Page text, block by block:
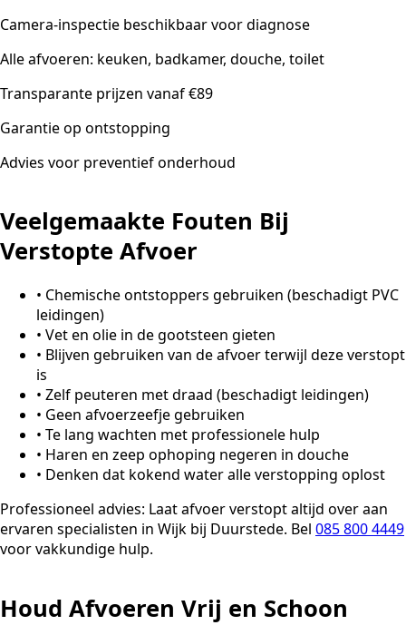
Camera-inspectie beschikbaar voor diagnose
Alle afvoeren: keuken, badkamer, douche, toilet
Transparante prijzen vanaf €89
Garantie op ontstopping
Advies voor preventief onderhoud
Veelgemaakte Fouten Bij
Verstopte Afvoer
• Chemische ontstoppers gebruiken (beschadigt PVC
leidingen)
• Vet en olie in de gootsteen gieten
• Blijven gebruiken van de afvoer terwijl deze verstopt
is
• Zelf peuteren met draad (beschadigt leidingen)
• Geen afvoerzeefje gebruiken
• Te lang wachten met professionele hulp
• Haren en zeep ophoping negeren in douche
• Denken dat kokend water alle verstopping oplost
Professioneel advies: Laat afvoer verstopt altijd over aan
ervaren specialisten in Wijk bij Duurstede. Bel 085 800 4449
voor vakkundige hulp.
Houd Afvoeren Vrij en Schoon